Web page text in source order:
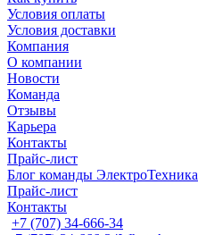
Условия оплаты
Условия доставки
Компания
О компании
Новости
Команда
Отзывы
Карьера
Контакты
Прайс-лист
Блог команды ЭлектроТехника
Прайс-лист
Контакты
+7 (707) 34-666-34